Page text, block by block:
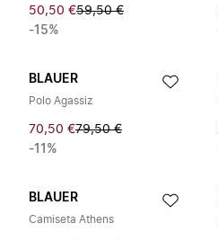
50,50 €59,50 €
-15%
BLAUER
Polo Agassiz
70,50 €79,50 €
-11%
BLAUER
Camiseta Athens